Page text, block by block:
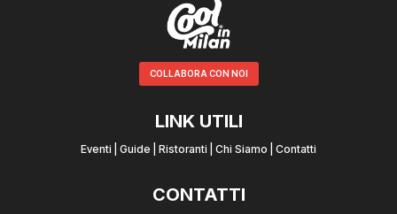
COLLABORA CON NOI
LINK UTILI
Eventi Guide Ristoranti Chi Siamo Contatti
CONTATTI